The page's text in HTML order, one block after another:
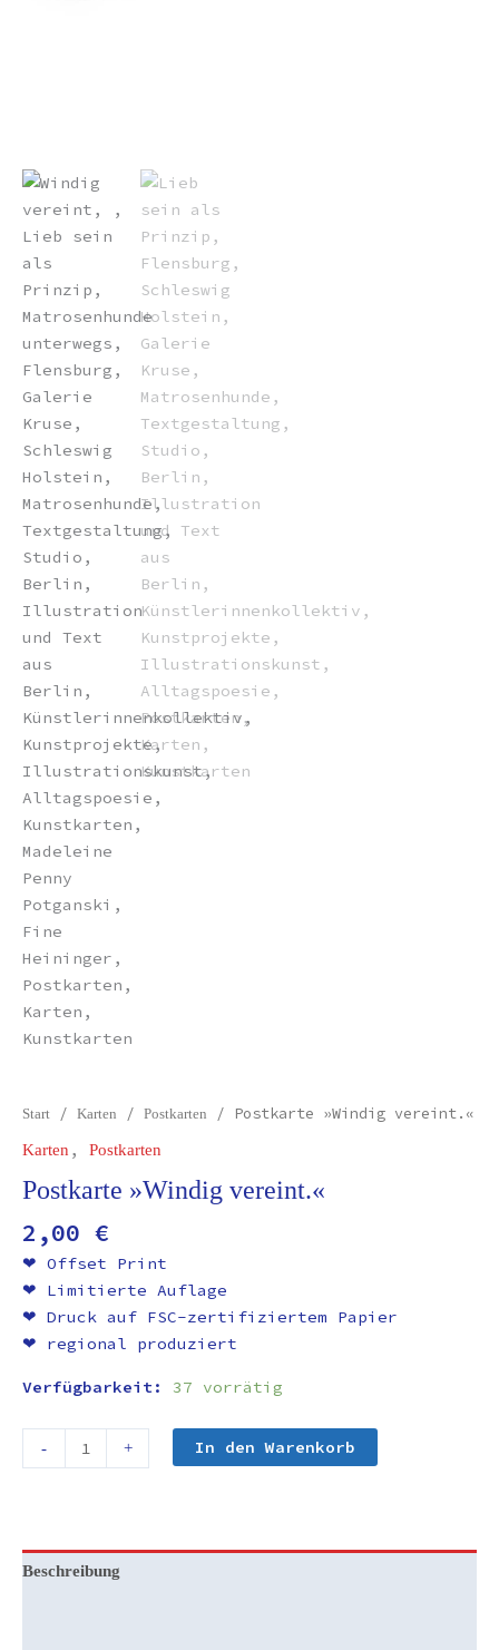
Start / Karten / Postkarten / Postkarte »Windig vereint.«
Karten , Postkarten
Postkarte »Windig vereint.«
2,00 €
❤︎ Offset Print
❤︎ Limitierte Auflage
❤︎ Druck auf FSC-zertifiziertem Papier
❤︎ regional produziert
Verfügbarkeit: 37 vorrätig
- + In den Warenkorb
Beschreibung